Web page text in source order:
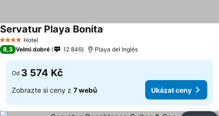
4 Počet hvězdiček
Hotel
Servatur Playa Bonita
8,3 Velmi dobré 12 846 Playa del Inglés
Od 3 574 Kč
Zobrazte si ceny z 7 webů Ukázat ceny